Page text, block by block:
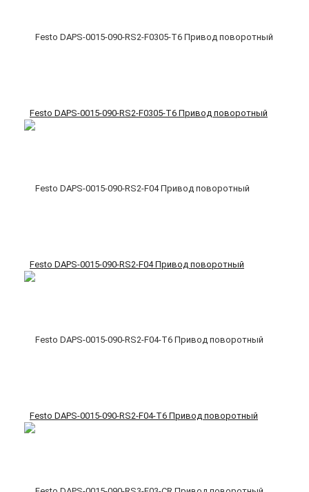
Festo DAPS-0015-090-RS2-F0305-T6 Привод поворотный
Festo DAPS-0015-090-RS2-F04 Привод поворотный
Festo DAPS-0015-090-RS2-F04-T6 Привод поворотный